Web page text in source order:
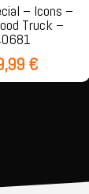
– Icons –
Truck –
€